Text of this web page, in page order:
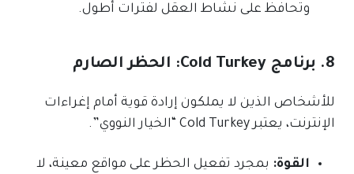
وتحافظ على نشاط العقل لفترات أطول.
8. برنامج Cold Turkey: الحظر الصارم
للأشخاص الذين لا يملكون إرادة قوية أمام إغراءات
الإنترنت، يعتبر Cold Turkey “الخيار النووي”.
القوة: بمجرد تفعيل الحظر على مواقع معينة، لا